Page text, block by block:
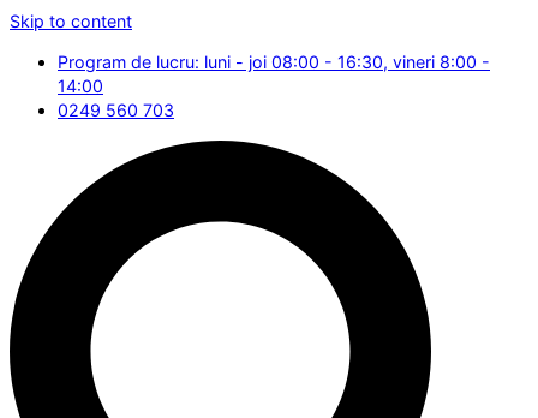
Skip to content
Program de lucru: luni - joi 08:00 - 16:30, vineri 8:00 -
14:00
0249 560 703